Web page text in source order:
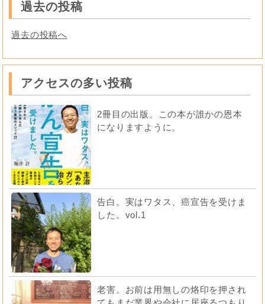
過去の投稿
過去の投稿へ
アクセスの多い投稿
2冊目の出版。この本が誰かの恩本
になりますように。
告白。実はワタス、癌宣告を受けま
した。vol.1
老害。お前は用無しの烙印を押され